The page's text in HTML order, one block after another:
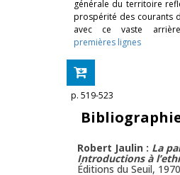
générale du territoire
prospérité des courants
avec ce vaste
premières lignes
p. 519-523
Robert Jaulin : La
Introductions à
Éditions du Seuil,